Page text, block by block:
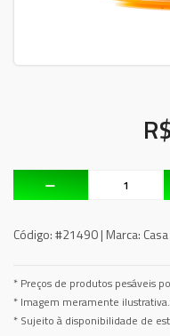
R$
Código:#21490 | Marca:
* Preços de produtos pesáveis
* Imagem meramente ilustrativa.
* Sujeito à disponibilidade de